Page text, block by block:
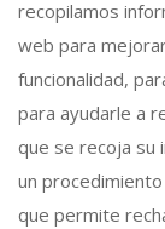
recopilamos
web para
funcionalidad,
para ayudarle a
que se recoja su
un
que permite